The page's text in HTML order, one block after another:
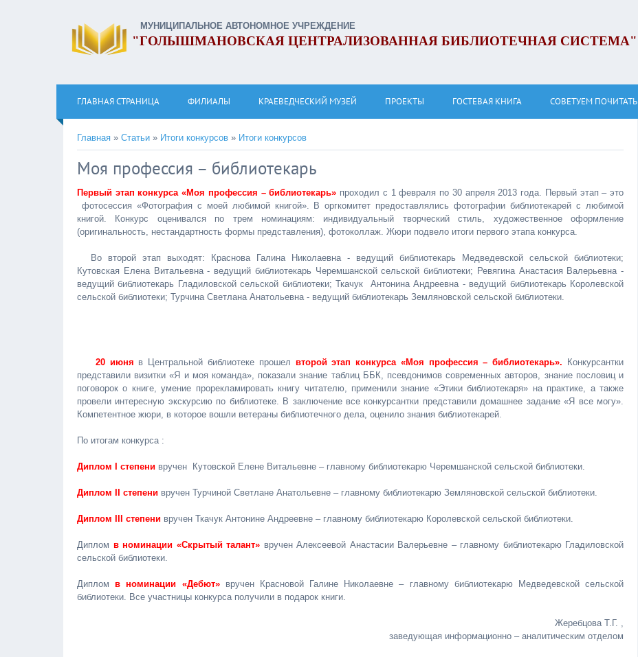
МУНИЦИПАЛЬНОЕ АВТОНОМНОЕ УЧРЕЖДЕНИЕ
"ГОЛЫШМАНОВСКАЯ ЦЕНТРАЛИЗОВАННАЯ БИБЛИОТЕЧНАЯ СИСТЕМА"
ГЛАВНАЯ СТРАНИЦА ФИЛИАЛЫ КРАЕВЕДЧЕСКИЙ МУЗЕЙ ПРОЕКТЫ ГОСТЕВАЯ КНИГА СОВЕТУЕМ ПОЧИТАТЬ
Главная » Статьи » Итоги конкурсов » Итоги конкурсов
Моя профессия – библиотекарь
Первый этап конкурса «Моя профессия – библиотекарь» проходил с 1 февраля по 30 апреля 2013 года. Первый этап – это
фотосессия «Фотография с моей любимой книгой». В оргкомитет предоставлялись фотографии библиотекарей с любимой
книгой. Конкурс оценивался по трем номинациям: индивидуальный творческий стиль, художественное оформление
(оригинальность, нестандартность формы представления), фотоколлаж. Жюри подвело итоги первого этапа конкурса.
Во второй этап выходят: Краснова Галина Николаевна - ведущий библиотекарь Медведевской сельской библиотеки;
Кутовская Елена Витальевна - ведущий библиотекарь Черемшанской сельской библиотеки; Ревягина Анастасия Валерьевна -
ведущий библиотекарь Гладиловской сельской библиотеки; Ткачук Антонина Андреевна - ведущий библиотекарь Королевской
сельской библиотеки; Турчина Светлана Анатольевна - ведущий библиотекарь Земляновской сельской библиотеки.
20 июня в Центральной библиотеке прошел второй этап конкурса «Моя профессия – библиотекарь». Конкурсантки
представили визитки «Я и моя команда», показали знание таблиц ББК, псевдонимов современных авторов, знание пословиц и
поговорок о книге, умение прорекламировать книгу читателю, применили знание «Этики библиотекаря» на практике, а также
провели интересную экскурсию по библиотеке. В заключение все конкурсантки представили домашнее задание «Я все могу».
Компетентное жюри, в которое вошли ветераны библиотечного дела, оценило знания библиотекарей.
По итогам конкурса :
Диплом I степени вручен Кутовской Елене Витальевне – главному библиотекарю Черемшанской сельской библиотеки.
Диплом II степени вручен Турчиной Светлане Анатольевне – главному библиотекарю Земляновской сельской библиотеки.
Диплом III степени вручен Ткачук Антонине Андреевне – главному библиотекарю Королевской сельской библиотеки.
Диплом в номинации «Скрытый талант» вручен Алексеевой Анастасии Валерьевне – главному библиотекарю Гладиловской
сельской библиотеки.
Дипломв номинации «Дебют»вручен Красновой Галине Николаевне – главному библиотекарю Медведевской сельской
библиотеки. Все участницы конкурса получили в подарок книги.
Жеребцова Т.Г. ,
заведующая информационно – аналитическим отделом